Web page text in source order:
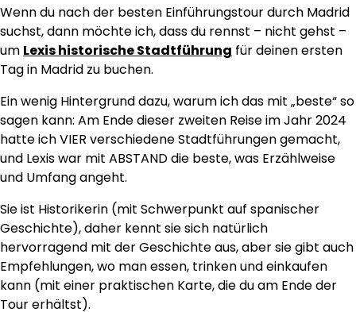
Wenn du nach der besten Einführungstour durch Madrid
suchst, dann möchte ich, dass du rennst – nicht gehst –
um Lexis historische Stadtführung für deinen ersten
Tag in Madrid zu buchen.
Ein wenig Hintergrund dazu, warum ich das mit „beste“ so
sagen kann: Am Ende dieser zweiten Reise im Jahr 2024
hatte ich VIER verschiedene Stadtführungen gemacht,
und Lexis war mit ABSTAND die beste, was Erzählweise
und Umfang angeht.
Sie ist Historikerin (mit Schwerpunkt auf spanischer
Geschichte), daher kennt sie sich natürlich
hervorragend mit der Geschichte aus, aber sie gibt auch
Empfehlungen, wo man essen, trinken und einkaufen
kann (mit einer praktischen Karte, die du am Ende der
Tour erhältst).